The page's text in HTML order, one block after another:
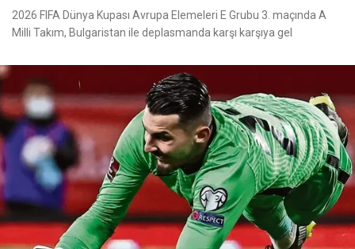
2026 FIFA Dünya Kupası Avrupa Elemeleri E Grubu 3. maçında A
Milli Takım, Bulgaristan ile deplasmanda karşı karşıya gel